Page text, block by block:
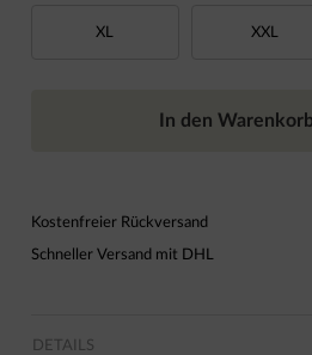
XL XXL
In den
Kostenfreier Rückversand
Schneller Versand mit DHL
DETAILS